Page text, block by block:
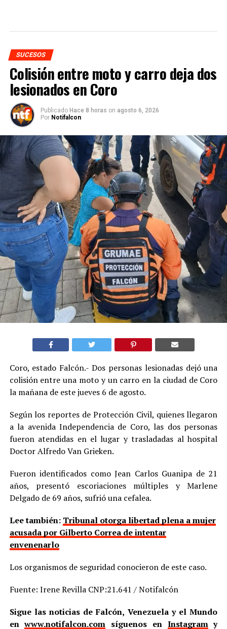
SUCESOS
Colisión entre moto y carro deja dos
lesionados en Coro
Publicado Hace 8 horas on agosto 6, 2026
Por Notifalcon
Coro, estado Falcón.- Dos personas lesionadas dejó una
colisión entre una moto y un carro en la ciudad de Coro
la mañana de este jueves 6 de agosto.
Según los reportes de Protección Civil, quienes llegaron
a la avenida Independencia de Coro, las dos personas
fueron atendidas en el lugar y trasladadas al hospital
Doctor Alfredo Van Grieken.
Fueron identificados como Jean Carlos Guanipa de 21
años, presentó escoriaciones múltiples y Marlene
Delgado de 69 años, sufrió una cefalea.
Lee también: Tribunal otorga libertad plena a mujer
acusada por Gilberto Correa de intentar
envenenarlo
Los organismos de seguridad conocieron de este caso.
Fuente: Irene Revilla CNP:21.641 / Notifalcón
Sigue las noticias de Falcón, Venezuela y el Mundo
enwww.notifalcon.com síguenos en Instagramy